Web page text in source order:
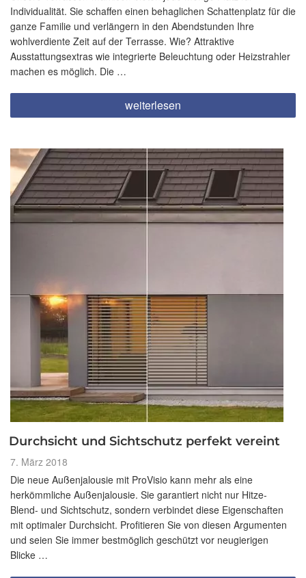
Individualität. Sie schaffen einen behaglichen Schattenplatz für die
ganze Familie und verlängern in den Abendstunden Ihre
wohlverdiente Zeit auf der Terrasse. Wie? Attraktive
Ausstattungsextras wie integrierte Beleuchtung oder Heizstrahler
machen es möglich. Die …
„Genießen
Sie
in
individueller
Lichtstimmung“
weiterlesen
Durchsicht und Sichtschutz perfekt vereint
Veröffentlicht
am
7. März 2018
Die neue Außenjalousie mit ProVisio kann mehr als eine
herkömmliche Außenjalousie. Sie garantiert nicht nur Hitze-
Blend- und Sichtschutz, sondern verbindet diese Eigenschaften
mit optimaler Durchsicht. Profitieren Sie von diesen Argumenten
und seien Sie immer bestmöglich geschützt vor neugierigen
Blicke …